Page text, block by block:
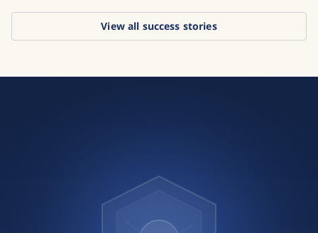
View all success stories